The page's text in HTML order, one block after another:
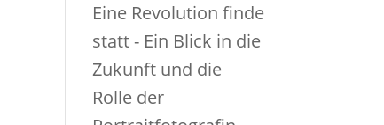
Eine Revolution finde
statt - Ein Blick in die
Zukunft und die
Rolle der